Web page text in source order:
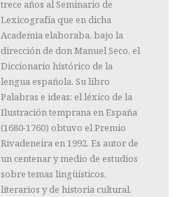
trece años al Seminario de
Lexicografía que en dicha
Academia elaboraba, bajo la
dirección de don Manuel Seco, el
Diccionario histórico de la
lengua española. Su libro
Palabras e ideas: el léxico de la
Ilustración temprana en España
(1680-1760) obtuvo el Premio
Rivadeneira en 1992. Es autor de
un centenar y medio de estudios
sobre temas lingüísticos,
literarios y de historia cultural.